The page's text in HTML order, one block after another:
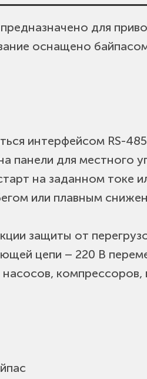
для
оснащено
интерфейсом RS-
панели для местного
на заданном токе
или плавным
защиты от
цепи – 220 В
двигателя от 0,37
и
RS-485